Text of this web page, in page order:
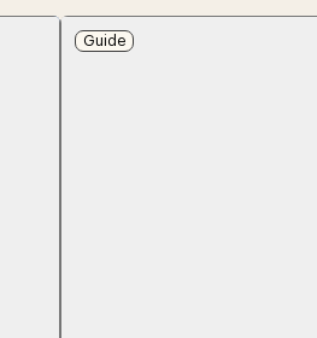
Guide